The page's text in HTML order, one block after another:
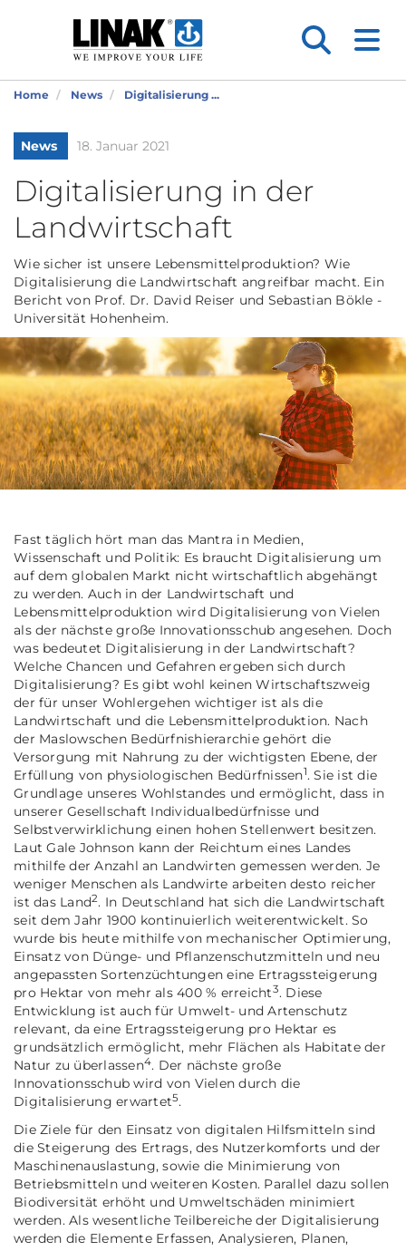
Home News Digitalisierung ...
News 18. Januar 2021
Digitalisierung in der
Landwirtschaft
Wie sicher ist unsere Lebensmittelproduktion? Wie
Digitalisierung die Landwirtschaft angreifbar macht. Ein
Bericht von Prof. Dr. David Reiser und Sebastian Bökle -
Universität Hohenheim.
Fast täglich hört man das Mantra in Medien,
Wissenschaft und Politik: Es braucht Digitalisierung um
auf dem globalen Markt nicht wirtschaftlich abgehängt
zu werden. Auch in der Landwirtschaft und
Lebensmittelproduktion wird Digitalisierung von Vielen
als der nächste große Innovationsschub angesehen. Doch
was bedeutet Digitalisierung in der Landwirtschaft?
Welche Chancen und Gefahren ergeben sich durch
Digitalisierung? Es gibt wohl keinen Wirtschaftszweig
der für unser Wohlergehen wichtiger ist als die
Landwirtschaft und die Lebensmittelproduktion. Nach
der Maslowschen Bedürfnishierarchie gehört die
Versorgung mit Nahrung zu der wichtigsten Ebene, der
Erfüllung von physiologischen Bedürfnissen1. Sie ist die
Grundlage unseres Wohlstandes und ermöglicht, dass in
unserer Gesellschaft Individualbedürfnisse und
Selbstverwirklichung einen hohen Stellenwert besitzen.
Laut Gale Johnson kann der Reichtum eines Landes
mithilfe der Anzahl an Landwirten gemessen werden. Je
weniger Menschen als Landwirte arbeiten desto reicher
ist das Land2. In Deutschland hat sich die Landwirtschaft
seit dem Jahr 1900 kontinuierlich weiterentwickelt. So
wurde bis heute mithilfe von mechanischer Optimierung,
Einsatz von Dünge- und Pflanzenschutzmitteln und neu
angepassten Sortenzüchtungen eine Ertragssteigerung
pro Hektar von mehr als 400 % erreicht3. Diese
Entwicklung ist auch für Umwelt- und Artenschutz
relevant, da eine Ertragssteigerung pro Hektar es
grundsätzlich ermöglicht, mehr Flächen als Habitate der
Natur zu überlassen4. Der nächste große
Innovationsschub wird von Vielen durch die
Digitalisierung erwartet5.
Die Ziele für den Einsatz von digitalen Hilfsmitteln sind
die Steigerung des Ertrags, des Nutzerkomforts und der
Maschinenauslastung, sowie die Minimierung von
Betriebsmitteln und weiteren Kosten. Parallel dazu sollen
Biodiversität erhöht und Umweltschäden minimiert
werden. Als wesentliche Teilbereiche der Digitalisierung
werden die Elemente Erfassen, Analysieren, Planen,